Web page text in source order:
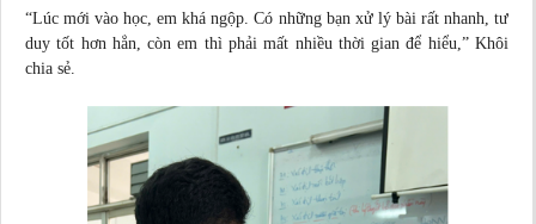
“Lúc mới vào học, em khá ngộp. Có những bạn xử lý bài rất nhanh, tư
duy tốt hơn hẳn, còn em thì phải mất nhiều thời gian để hiểu,” Khôi
chia sẻ.